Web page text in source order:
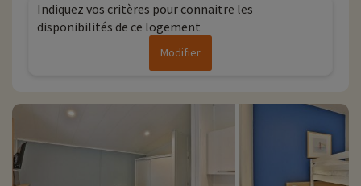
Indiquez vos critères pour connaitre les
disponibilités de ce logement
Modifier